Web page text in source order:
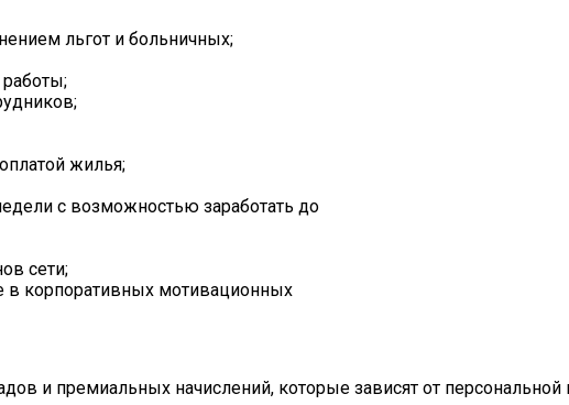
льгот и больничных;
жилья;
с возможностью заработать до
сети;
в корпоративных мотивационных
и премиальных начислений, которые зависят от персональной